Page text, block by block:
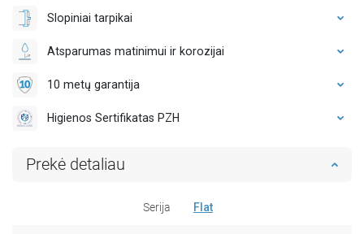
Slopiniai tarpikai
Atsparumas matinimui ir korozijai
10 metų garantija
Higienos Sertifikatas PZH
Prekė detaliau
Serija Flat